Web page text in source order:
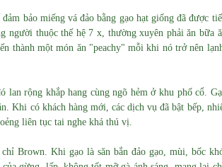
bảo miếng vá đảo bằng gạo hạt giống đã được
người thuộc thế hệ 7 x, thường xuyên phải ăn bữa
thành một món ăn "peachy" mỗi khi nó trở nên
lan rộng khắp hang cùng ngõ hẻm ở khu phố cổ.
Khi có khách hàng mới, các dịch vụ đã bật bếp,
liên tục tai nghe khá thú vị.
Brown. Khi gạo là săn bắn đảo gạo, mùi, bốc